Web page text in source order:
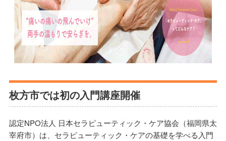
枚方市では初の入門講座開催
認定NPO法人 日本セラピューティック・ケア協会（福岡県太
宰府市）は、セラピューティック・ケアの基礎を学べる入門